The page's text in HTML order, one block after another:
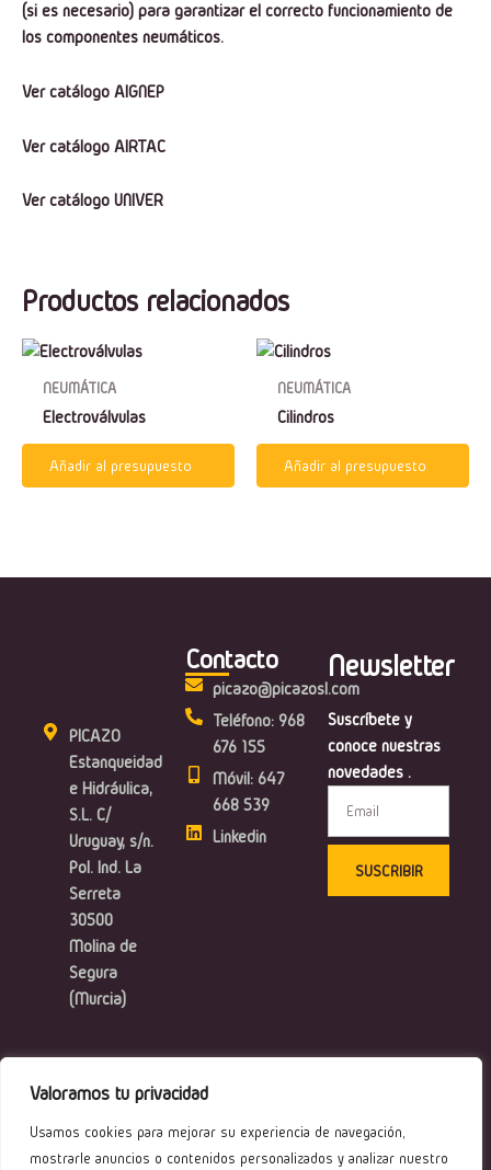
Valoramos tu privacidad
Usamos cookies para mejorar su experiencia de navegación,
mostrarle anuncios o contenidos personalizados y analizar nuestro
(si es necesario) para garantizar el correcto funcionamiento de
los componentes neumáticos.
Ver catálogo AIGNEP
Ver catálogo AIRTAC
Ver catálogo UNIVER
Productos relacionados
NEUMÁTICA
Electroválvulas
Añadir al presupuesto
NEUMÁTICA
Cilindros
Añadir al presupuesto
PICAZO
Estanqueidad
e Hidráulica,
S.L. C/
Uruguay, s/n.
Pol. Ind. La
Serreta
30500
Molina de
Segura
(Murcia)
Contacto
picazo@picazosl.com
Teléfono: 968
676 155
Móvil: 647
668 539
Linkedin
Newsletter
Suscríbete y
conoce nuestras
novedades .
SUSCRIBIR
Aviso Legal
Política de Privacidad